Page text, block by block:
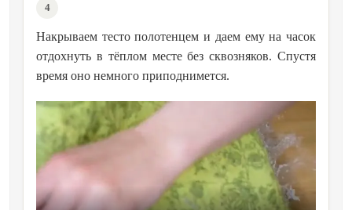
4
Накрываем тесто полотенцем и даем ему на часок
отдохнуть в тёплом месте без сквозняков. Спустя
время оно немного приподнимется.